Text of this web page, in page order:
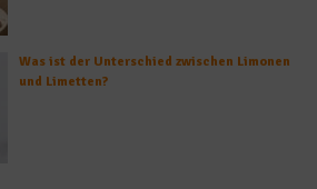
Was ist der Unterschied zwischen Limonen
und Limetten?